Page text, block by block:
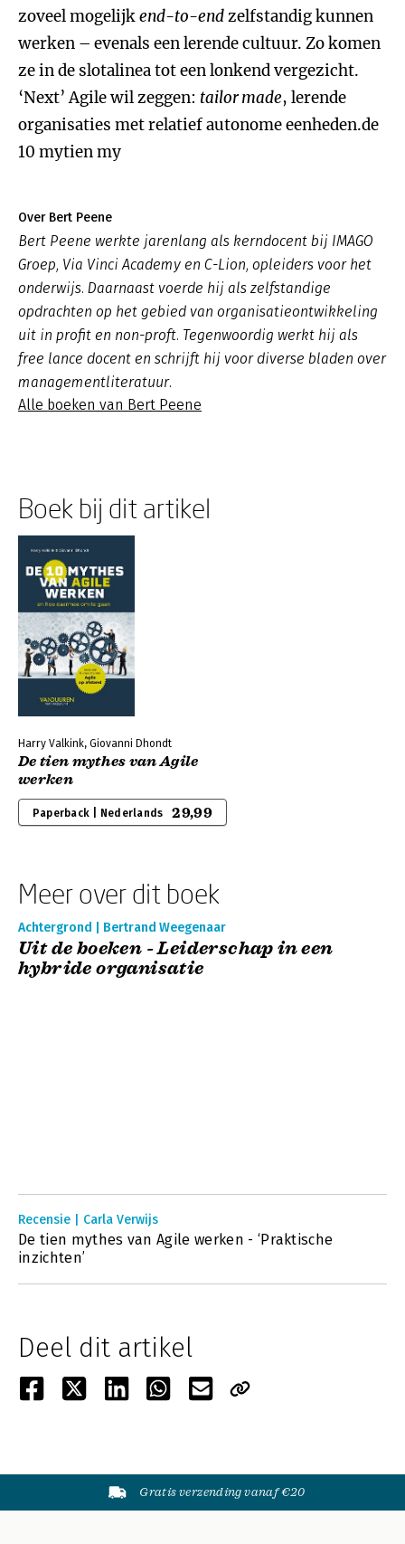
zoveel mogelijkend-to-endzelfstandig kunnen
werken – evenals een lerende cultuur. Zo komen
ze in de slotalinea tot een lonkend vergezicht.
‘Next’ Agile wil zeggen: tailor made, lerende
organisaties met relatief autonome eenheden.de
10 mytien my
Over Bert Peene
Bert Peene werkte jarenlang als kerndocent bij IMAGO
Groep, Via Vinci Academy en C-Lion, opleiders voor het
onderwijs. Daarnaast voerde hij als zelfstandige
opdrachten op het gebied van organisatieontwikkeling
uit in profit en non-proft. Tegenwoordig werkt hij als
free lance docent en schrijft hij voor diverse bladen over
managementliteratuur.
Alle boeken van Bert Peene
Boek bij dit artikel
Harry Valkink, Giovanni Dhondt
De tien mythes van Agile
werken
Paperback | Nederlands 29,99
Meer over dit boek
Achtergrond | Bertrand Weegenaar
Uit de boeken - Leiderschap in een
hybride organisatie
Recensie | Carla Verwijs
De tien mythes van Agile werken - ‘Praktische
inzichten’
Deel dit artikel
Gratis verzending vanaf €20